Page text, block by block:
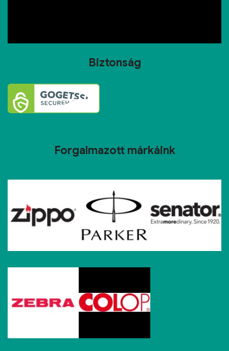
Biztonság
Forgalmazott márkáink